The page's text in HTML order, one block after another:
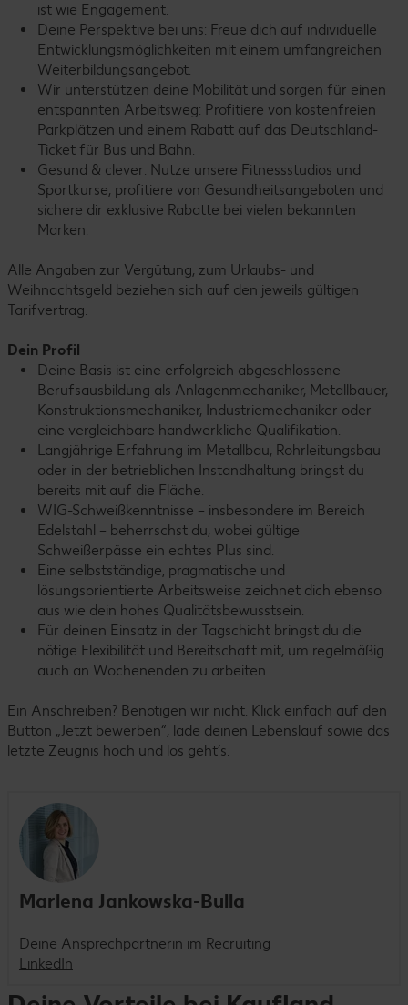
ist wie Engagement.
Deine Perspektive bei uns: Freue dich auf individuelle
Entwicklungsmöglichkeiten mit einem umfangreichen
Weiterbildungsangebot.
Wir unterstützen deine Mobilität und sorgen für einen
entspannten Arbeitsweg: Profitiere von kostenfreien
Parkplätzen und einem Rabatt auf das Deutschland-
Ticket für Bus und Bahn.
Gesund & clever: Nutze unsere Fitnessstudios und
Sportkurse, profitiere von Gesundheitsangeboten und
sichere dir exklusive Rabatte bei vielen bekannten
Marken.
Alle Angaben zur Vergütung, zum Urlaubs- und
Weihnachtsgeld beziehen sich auf den jeweils gültigen
Tarifvertrag.
Dein Profil
Deine Basis ist eine erfolgreich abgeschlossene
Berufsausbildung als Anlagenmechaniker, Metallbauer,
Konstruktionsmechaniker, Industriemechaniker oder
eine vergleichbare handwerkliche Qualifikation.
Langjährige Erfahrung im Metallbau, Rohrleitungsbau
oder in der betrieblichen Instandhaltung bringst du
bereits mit auf die Fläche.
WIG-Schweißkenntnisse – insbesondere im Bereich
Edelstahl – beherrschst du, wobei gültige
Schweißerpässe ein echtes Plus sind.
Eine selbstständige, pragmatische und
lösungsorientierte Arbeitsweise zeichnet dich ebenso
aus wie dein hohes Qualitätsbewusstsein.
Für deinen Einsatz in der Tagschicht bringst du die
nötige Flexibilität und Bereitschaft mit, um regelmäßig
auch an Wochenenden zu arbeiten.
Ein Anschreiben? Benötigen wir nicht. Klick einfach auf den
Button „Jetzt bewerben“, lade deinen Lebenslauf sowie das
letzte Zeugnis hoch und los geht’s.
Marlena Jankowska-Bulla
Deine Ansprechpartnerin im Recruiting
LinkedIn